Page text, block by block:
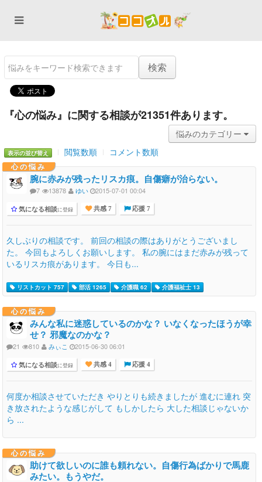
『心の悩み』に関する相談が21351件あります。
悩みのカテゴリー
表示の並び替え 閲覧数順 コメント数順
心の悩み
腕に赤みが残ったリスカ痕。自傷癖が治らない。
7 13878 ゆい 2015-07-01 00:04
気になる相談に登録 共感 7 応援 7
久しぶりの相談です。 前回の相談の際はありがとうございまし
た。 今回もよろしくお願いします。 私の腕にはまだ赤みが残って
いるリスカ痕があります。 今日も...
リストカット 757 部活 1265 介護職 62 介護福祉士 13
心の悩み
みんな私に迷惑しているのかな？ いなくなったほうが幸
せ？ 邪魔なのかな？
21 810 みぃこ 2015-06-30 06:01
気になる相談に登録 共感 4 応援 4
何度か相談させていただき やりとりも続きましたが 進むに連れ 突
き放されたような感じがして もしかしたら 大した相談じゃないか
ら ...
心の悩み
助けて欲しいのに誰も頼れない。自傷行為ばかりで馬鹿
みたい。もうやだ。